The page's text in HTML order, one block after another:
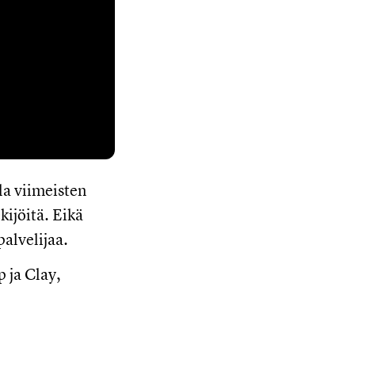
viimeisten
Eikä
ja Clay,